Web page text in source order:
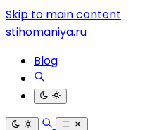
Skip to main content
stihomaniya.ru
Blog